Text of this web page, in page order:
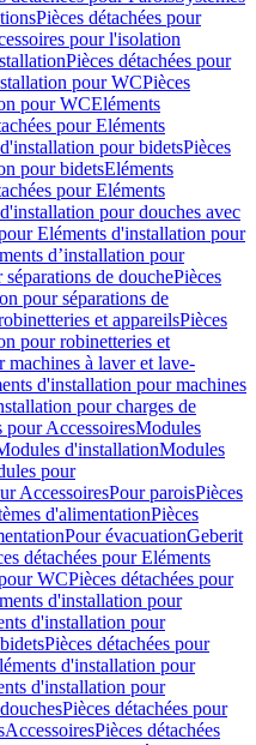
Pièces détachées pour
pour l'isolation
Pièces détachées pour
pour WCPièces
pour WCEléments
pour Eléments
pour bidetsPièces
pour bidetsEléments
pour Eléments
pour douches avec
Eléments d'installation pour
d’installation pour
de douchePièces
pour séparations de
et appareilsPièces
pour robinetteries et
à laver et lave-
d'installation pour machines
pour charges de
pour AccessoiresModules
d'installationModules
pour
AccessoiresPour paroisPièces
d'alimentationPièces
Pour évacuationGeberit
détachées pour Eléments
WCPièces détachées pour
d'installation pour
d'installation pour
Pièces détachées pour
d'installation pour
d'installation pour
Pièces détachées pour
AccessoiresPièces détachées